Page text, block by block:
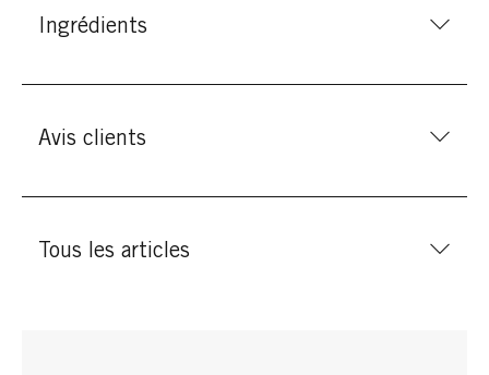
Ingrédients
Avis clients
Tous les articles